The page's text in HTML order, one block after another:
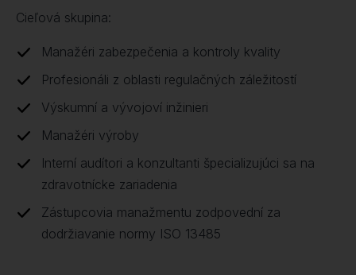
Cieľová skupina:
Manažéri zabezpečenia a kontroly kvality
Profesionáli z oblasti regulačných záležitostí
Výskumní a vývojoví inžinieri
Manažéri výroby
Interní audítori a konzultanti špecializujúci sa na
zdravotnícke zariadenia
Zástupcovia manažmentu zodpovední za
dodržiavanie normy ISO 13485